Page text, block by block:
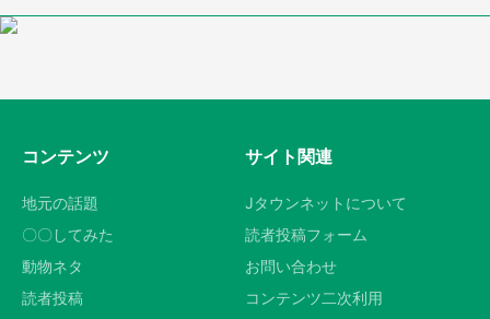
コンテンツ
地元の話題
〇〇してみた
動物ネタ
読者投稿
サイト関連
Jタウンネットについて
読者投稿フォーム
お問い合わせ
コンテンツ二次利用